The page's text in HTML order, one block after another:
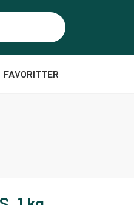
FAVORITTER